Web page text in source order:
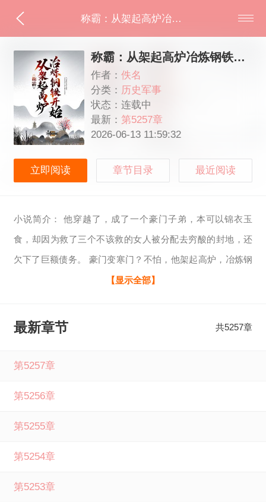
称霸：从架起高炉冶炼钢铁开始
称霸：从架起高炉冶炼钢铁开始
作者：佚名
分类： 历史军事
状态：连载中
最新： 第5257章
2026-06-13 11:59:32
立即阅读 章节目录 最近阅读
小说简介： 他穿越了，成了一个豪门子弟，本可以锦衣玉
食，却因为救了三个不该救的女人被分配去穷酸的封地，还
欠下了巨额债务。 豪门变寒门？不怕，他架起高炉，冶炼钢
铁，强兵练士，成就古代第一个研制火药的供应商！ 等到圣
人了解一下，钢铁是怎样炼成的……” 称霸：从架起高炉冶炼
从架起高炉冶炼钢铁开始佚名最新章节，请分享给您的好友
【显示全部】
最新章节 共5257章
第5257章
第5256章
第5255章
第5254章
第5253章